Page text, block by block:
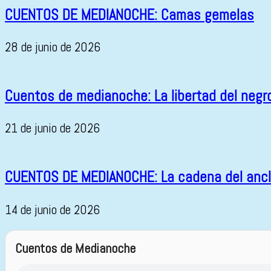
CUENTOS DE MEDIANOCHE: Camas gemelas
28 de junio de 2026
Cuentos de medianoche: La libertad del
21 de junio de 2026
CUENTOS DE MEDIANOCHE: La cadena del
14 de junio de 2026
Cuentos de Medianoche